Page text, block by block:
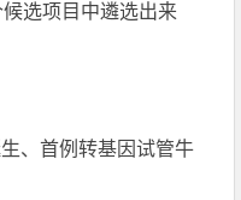
选项目中遴选出来
、首例转基因试管牛